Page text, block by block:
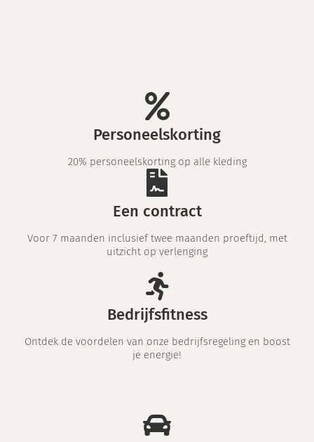
Personeelskorting
20% personeelskorting op alle kleding
Een contract
Voor 7 maanden inclusief twee maanden proeftijd, met
uitzicht op verlenging
Bedrijfsfitness
Ontdek de voordelen van onze bedrijfsregeling en boost
je energie!